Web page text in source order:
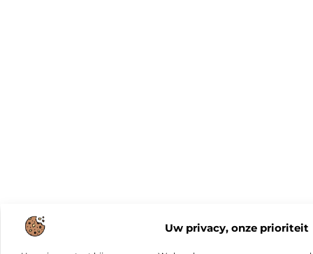
Uw privacy, onze prioriteit